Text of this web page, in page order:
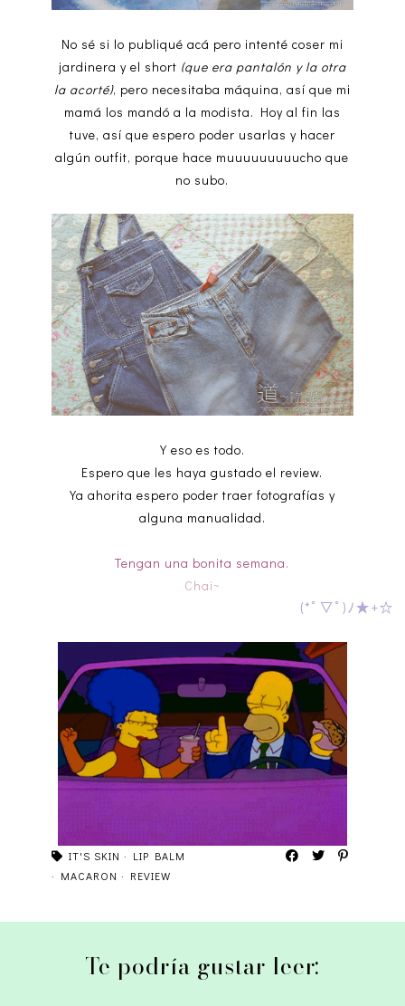
No sé si lo publiqué acá pero intenté coser mi
jardinera y el short (que era pantalón y la otra
la acorté), pero necesitaba máquina, así que mi
mamá los mandó a la modista. Hoy al fin las
tuve, así que espero poder usarlas y hacer
algún outfit, porque hace muuuuuuuuucho que
no subo.
Y eso es todo.
Espero que les haya gustado el review.
Ya ahorita espero poder traer fotografías y
alguna manualidad.
Tengan una bonita semana.
Chai~
(*ﾟ▽ﾟ)ﾉ★+☆
IT'S SKIN · LIP BALM
· MACARON · REVIEW
Te podría gustar leer: